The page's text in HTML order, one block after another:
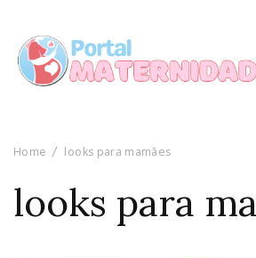
Home looks para mamães
looks para